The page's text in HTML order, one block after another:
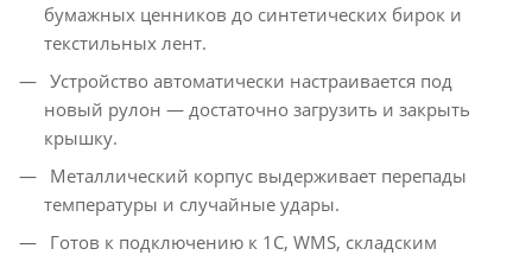
бумажных ценников до синтетических бирок и
текстильных лент.
Устройство автоматически настраивается под
новый рулон — достаточно загрузить и закрыть
крышку.
Металлический корпус выдерживает перепады
температуры и случайные удары.
Готов к подключению к 1С, WMS, складским